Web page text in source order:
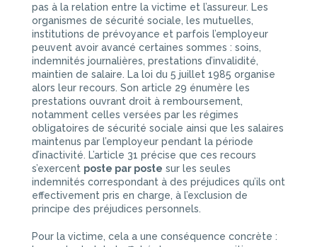
pas à la relation entre la victime et l’assureur. Les
organismes de sécurité sociale, les mutuelles,
institutions de prévoyance et parfois l’employeur
peuvent avoir avancé certaines sommes : soins,
indemnités journalières, prestations d’invalidité,
maintien de salaire. La loi du 5 juillet 1985 organise
alors leur recours. Son article 29 énumère les
prestations ouvrant droit à remboursement,
notamment celles versées par les régimes
obligatoires de sécurité sociale ainsi que les salaires
maintenus par l’employeur pendant la période
d’inactivité. L’article 31 précise que ces recours
s’exercent poste par poste sur les seules
indemnités correspondant à des préjudices qu’ils ont
effectivement pris en charge, à l’exclusion de
principe des préjudices personnels.
Pour la victime, cela a une conséquence concrète :